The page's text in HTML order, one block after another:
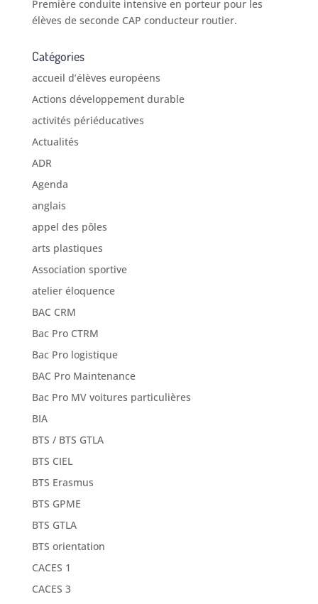
Première conduite intensive en porteur pour les
élèves de seconde CAP conducteur routier.
Catégories
accueil d’élèves européens
Actions développement durable
activités périéducatives
Actualités
ADR
Agenda
anglais
appel des pôles
arts plastiques
Association sportive
atelier éloquence
BAC CRM
Bac Pro CTRM
Bac Pro logistique
BAC Pro Maintenance
Bac Pro MV voitures particulières
BIA
BTS / BTS GTLA
BTS CIEL
BTS Erasmus
BTS GPME
BTS GTLA
BTS orientation
CACES 1
CACES 3